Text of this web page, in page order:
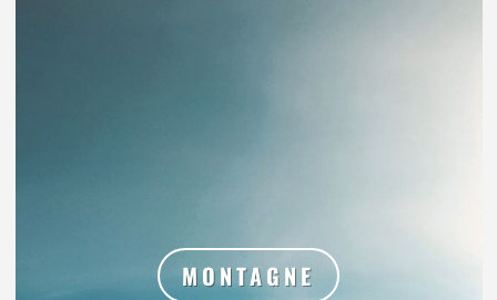
MONTAGNE